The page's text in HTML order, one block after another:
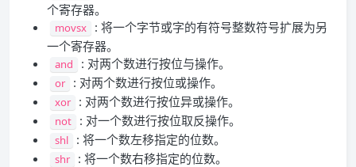
个寄存器。
movsx
: 将一个字节或字的有符号整数符号扩展为另
一个寄存器。
and : 对两个数进行按位与操作。
or : 对两个数进行按位或操作。
xor : 对两个数进行按位异或操作。
not : 对一个数进行按位取反操作。
shl : 将一个数左移指定的位数。
shr : 将一个数右移指定的位数。